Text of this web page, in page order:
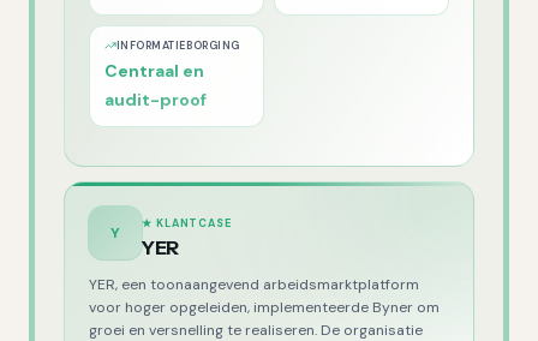
INFORMATIEBORGING
Centraal en
audit-proof
Y ★ KLANTCASE
YER
YER, een toonaangevend arbeidsmarktplatform
voor hoger opgeleiden, implementeerde Byner om
groei en versnelling te realiseren. De organisatie